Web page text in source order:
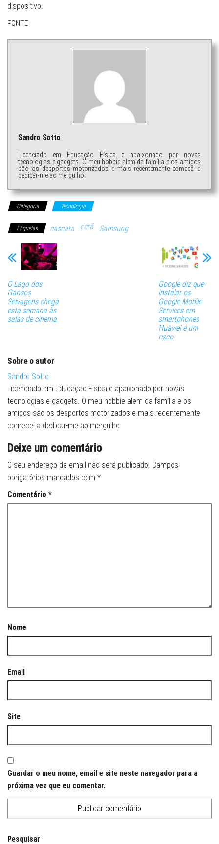
dispositivo.
FONTE
Sandro Sotto
Licenciado em Educação Física e apaixonado por novas
tecnologias e gadgets. O meu hobbie alem da família e os amigos
são os desportos motorizados e mais recentemente comecei a
dedicar-me ao mergulho.
Categoria Tecnologia
Etiquetas cascata ecrã Samsung
O Lago dos
Gansos
Selvagens chega
esta semana às
salas de cinema
Google diz que
instalar os
Google Mobile
Services em
smartphones
Huawei é um
risco
Sobre o autor
Sandro Sotto
Licenciado em Educação Física e apaixonado por novas
tecnologias e gadgets. O meu hobbie alem da família e os
amigos são os desportos motorizados e mais recentemente
comecei a dedicar-me ao mergulho.
Deixe um comentário
O seu endereço de email não será publicado. Campos
obrigatórios marcados com *
Comentário *
Nome
Email
Site
Guardar o meu nome, email e site neste navegador para a
próxima vez que eu comentar.
Pesquisar